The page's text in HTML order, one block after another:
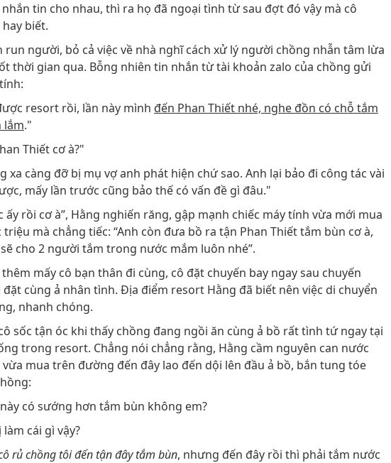
tin cho nhau, thì ra họ đã ngoại tình từ sau đợt đó vậy mà cô
biết.
run người, bỏ cả việc về nhà nghĩ cách xử lý người chồng nhẫn tâm lừa
thời gian qua. Bỗng nhiên tin nhắn từ tài khoản zalo của chồng gửi
resort rồi, lần này mình đến Phan Thiết nhé, nghe đồn có chỗ tắm
lắm."
Thiết cơ à?"
xa càng đỡ bị mụ vợ anh phát hiện chứ sao. Anh lại bảo đi công tác vài
mấy lần trước cũng bảo thế có vấn đề gì đâu."
ấy rồi cơ à”, Hằng nghiến răng, gập mạnh chiếc máy tính vừa mới mua
triệu mà chẳng tiếc: “Anh còn đưa bồ ra tận Phan Thiết tắm bùn cơ à,
cho 2 người tắm trong nước mắm luôn nhé”.
mấy cô bạn thân đi cùng, cô đặt chuyến bay ngay sau chuyến
đặt cùng ả nhân tình. Địa điểm resort Hằng đã biết nên việc di chuyển
nhanh chóng.
sốc tận óc khi thấy chồng đang ngồi ăn cùng ả bồ rất tình tứ ngay tại
trong resort. Chẳng nói chẳng rằng, Hằng cầm nguyên can nước
vừa mua trên đường đến đây lao đến dội lên đầu ả bồ, bắn tung tóe
có sướng hơn tắm bùn không em?
cái gì vậy?
rủ chồng tôi đến tận đây tắm bùn, nhưng đến đây rồi thì phải tắm nước